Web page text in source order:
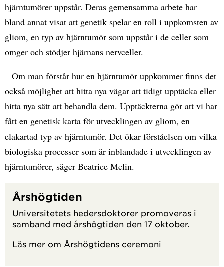
hjärntumörer uppstår. Deras gemensamma arbete har
bland annat visat att genetik spelar en roll i uppkomsten av
gliom, en typ av hjärntumör som uppstår i de celler som
omger och stödjer hjärnans nervceller.
– Om man förstår hur en hjärntumör uppkommer finns det
också möjlighet att hitta nya vägar att tidigt upptäcka eller
hitta nya sätt att behandla dem. Upptäckterna gör att vi har
fått en genetisk karta för utvecklingen av gliom, en
elakartad typ av hjärntumör. Det ökar förståelsen om vilka
biologiska processer som är inblandade i utvecklingen av
hjärntumörer, säger Beatrice Melin.
Årshögtiden
Universitetets hedersdoktorer promoveras i
samband med årshögtiden den 17 oktober.
Läs mer om Årshögtidens ceremoni